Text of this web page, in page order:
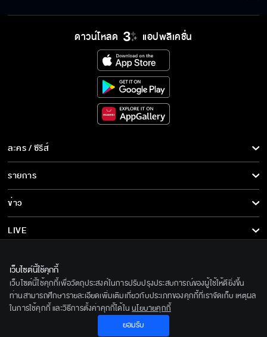
ดาวน์โหลด แอปพลิเคชั่น
ละคร / ซีรีส์
ซีรีส์นานาชาติ
การ์ตูน & เกม
รายการ
ข่าว
ข่าวประชาสัมพันธ์
LIVE
BEC World
รู้จักเรา
ติดตามเราได้ที่
© 2020 Bangkok Entertainment Co.,Ltd. All Rights Reserved.
Powered by BECi Corporation Ltd.
เว็บไซต์นี้ใช้คุกกี้
เว็บไซต์นี้ใช้คุกกี้เพื่อวัตถุประสงค์ในการปรับปรุงประสบการณ์ของผู้ใช้ให้ดียิ่งขึ้น
ท่านสามารถศึกษารายละเอียดเพิ่มเติมเกี่ยวกับประเภทของคุกกี้ที่เราจัดเก็บ เหตุผล
ในการใช้คุกกี้ และวิธีการตั้งค่าคุกกี้ได้ใน นโยบายคุกกี้
ยอมรับ